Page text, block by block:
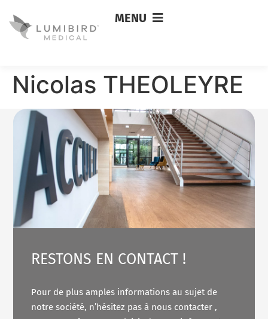
MENU
Nicolas THEOLEYRE
RESTONS EN CONTACT !
Pour de plus amples informations au sujet de
notre société, n’hésitez pas à nous contacter ,